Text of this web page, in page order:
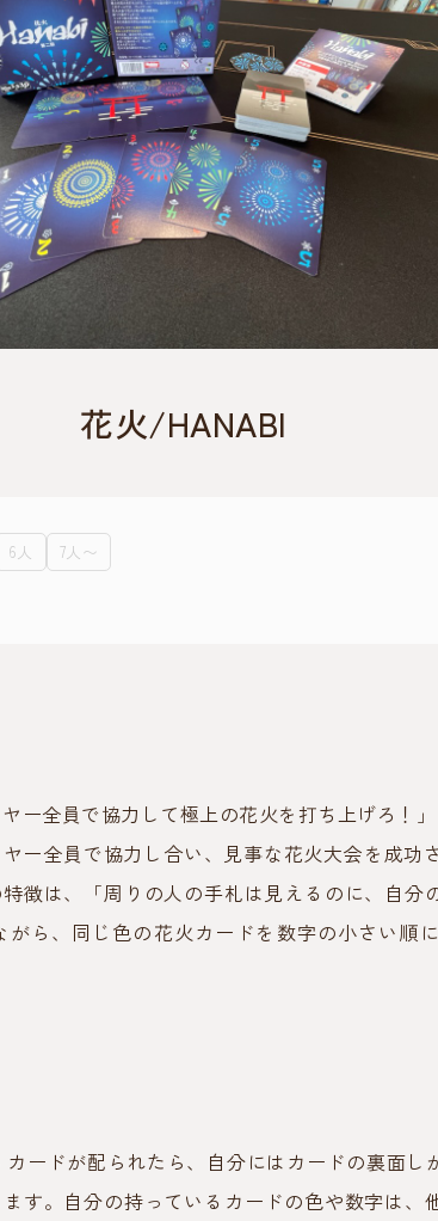
花火/HANABI
6人 7人〜
ー全員で協力して極上の花火を打ち上げろ！
ー全員で協力し合い、見事な花火大会を成功
徴は、「周りの人の手札は見えるのに、自分
ら、同じ色の花火カードを数字の小さい順
カードが配られたら、自分にはカードの裏面し
す。自分の持っているカードの色や数字は、